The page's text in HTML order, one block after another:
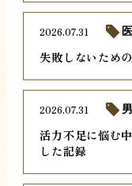
失敗しないため
2026.07.31
活力不足に悩む
した記録
2026.07.31